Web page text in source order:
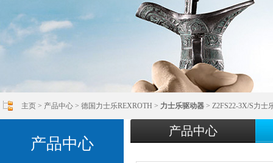
主页 > 产品中心 > 德国力士乐REXROTH > 力士乐驱动器 > Z2FS22-3X/S力士
产品中心
产品中心